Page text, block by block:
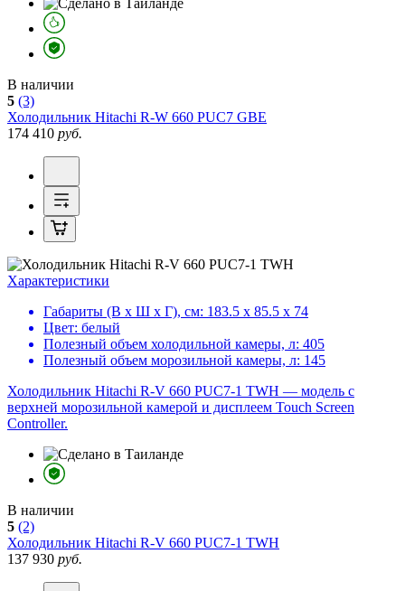
В наличии
5 (3)
Холодильник Hitachi R-W 660 PUC7 GBE
174 410 руб.
Характеристики
Габариты (В х Ш х Г), см: 183.5 х 85.5 х 74
Цвет: белый
Полезный объем холодильной камеры, л: 405
Полезный объем морозильной камеры, л: 145
Холодильник Hitachi R-V 660 PUC7-1 TWH — модель с
верхней морозильной камерой и дисплеем Touch Screen
Controller.
В наличии
5 (2)
Холодильник Hitachi R-V 660 PUC7-1 TWH
137 930 руб.